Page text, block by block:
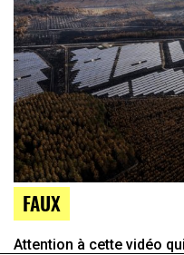
FAUX
Attention à cette vidéo